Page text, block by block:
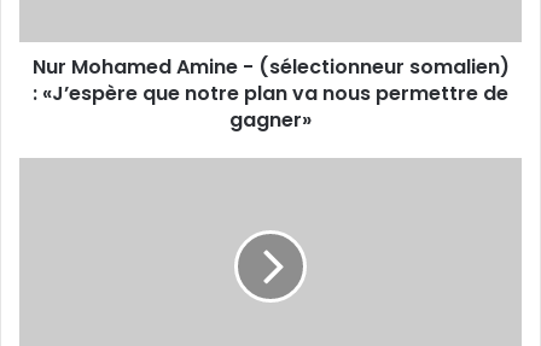
que
notre
plan
Nur Mohamed Amine - (sélectionneur somalien)
: «J’espère que notre plan va nous permettre de
gagner»